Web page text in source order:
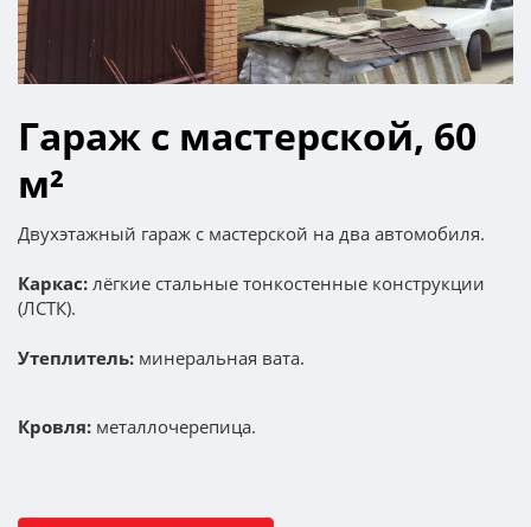
Гараж с мастерской, 60
м²
Двухэтажный гараж с мастерской на два автомобиля.
Каркас: лёгкие стальные тонкостенные конструкции
(ЛСТК).
Утеплитель: минеральная вата.
Кровля: металлочерепица.